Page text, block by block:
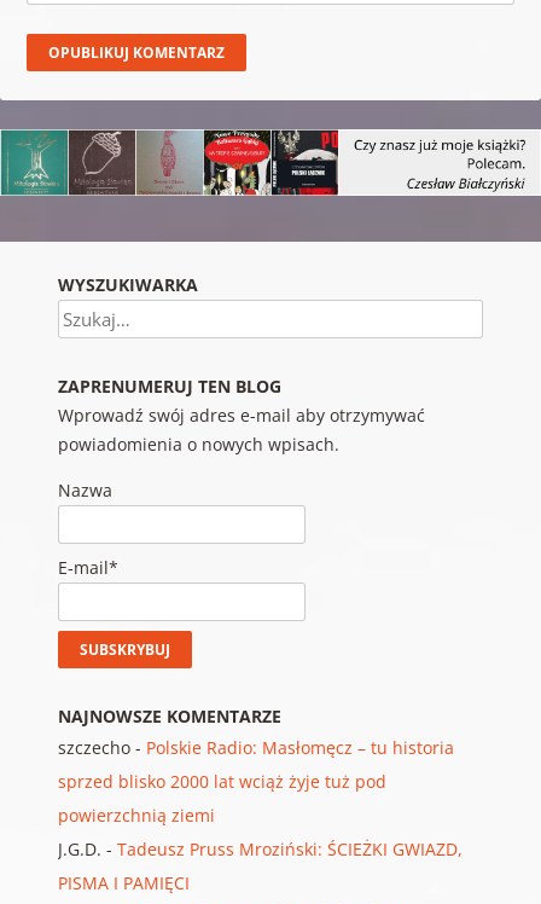
WYSZUKIWARKA
Szukaj
ZAPRENUMERUJ TEN BLOG
Wprowadź swój adres e-mail aby otrzymywać
powiadomienia o nowych wpisach.
Nazwa
E-mail*
NAJNOWSZE KOMENTARZE
szczecho- Polskie Radio: Masłomęcz – tu historia
sprzed blisko 2000 lat wciąż żyje tuż pod
powierzchnią ziemi
J.G.D. - Tadeusz Pruss Mroziński: ŚCIEŻKI GWIAZD,
PISMA I PAMIĘCI